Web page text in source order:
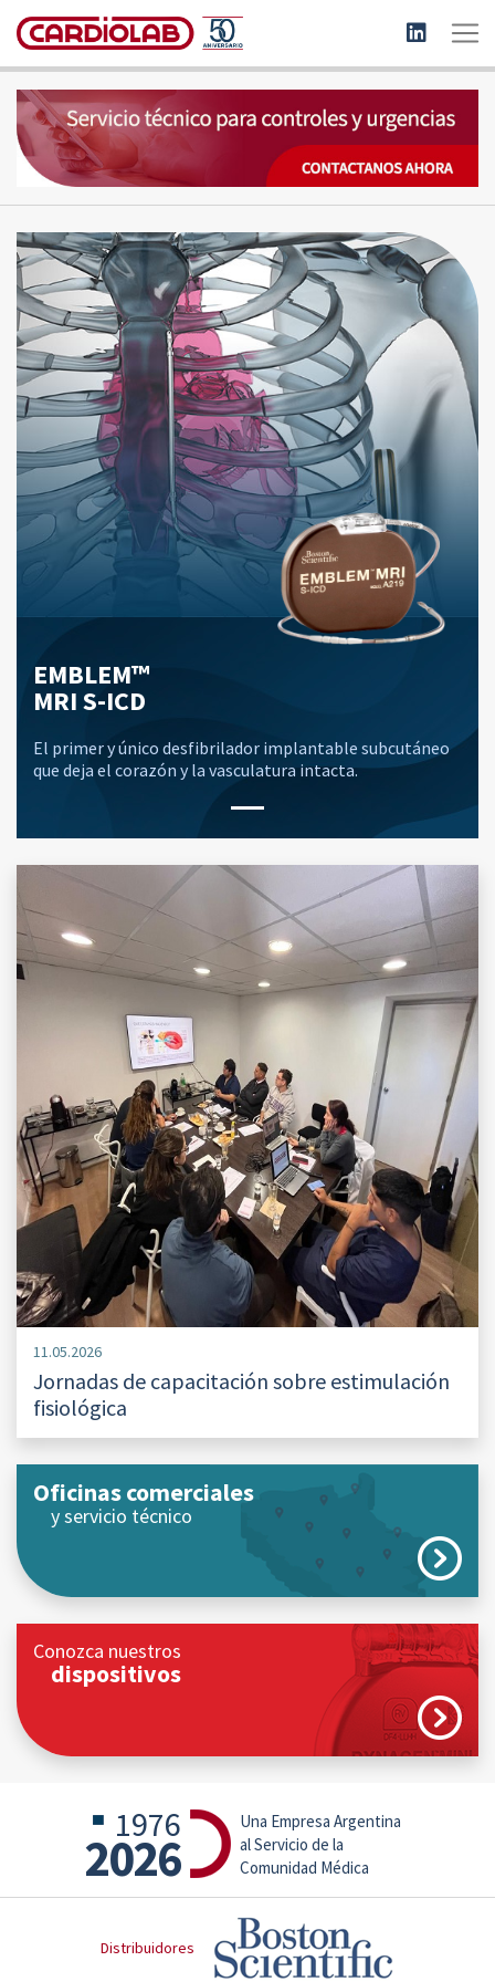
EMBLEM™
MRI S-ICD
El primer y único desfibrilador implantable subcutáneo
que deja el corazón y la vasculatura intacta.
11.05.2026
Jornadas de capacitación sobre estimulación
fisiológica
Oficinas comerciales
y servicio técnico
Conozca nuestros
dispositivos
1976
2026
Una Empresa Argentina
al Servicio de la
Comunidad Médica
Distribuidores